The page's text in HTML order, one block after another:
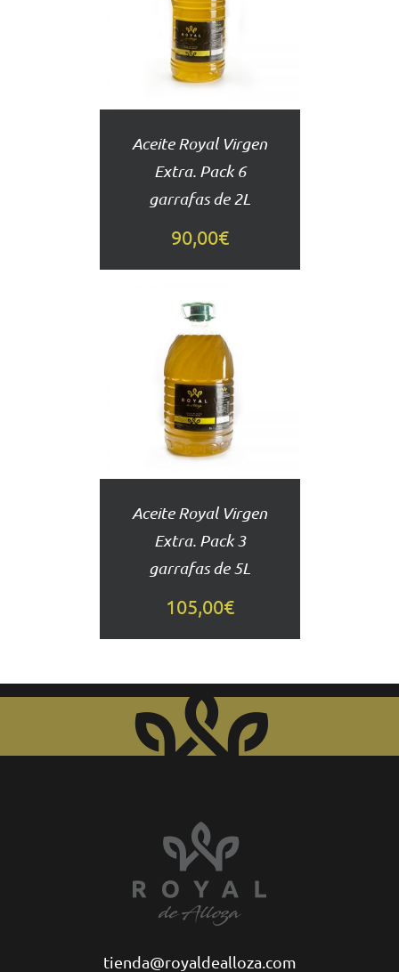
CARRITO
DETALLES
Aceite Royal Virgen
Extra. Pack 6
garrafas de 2L
90,00€
AÑADIR
CARRITO
DETALLES
Aceite Royal Virgen
Extra. Pack 3
garrafas de 5L
105,00€
tienda@royaldealloza.com